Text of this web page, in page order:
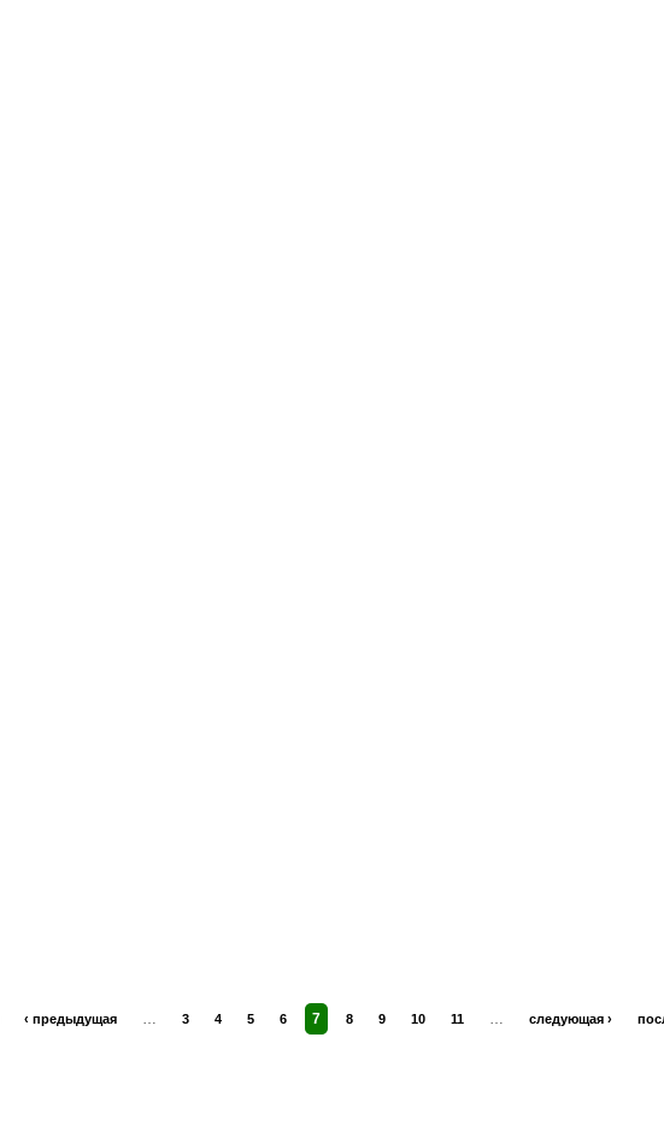
‹ предыдущая … 3 4 5 6 7 8 9 10 11 … следующая ›